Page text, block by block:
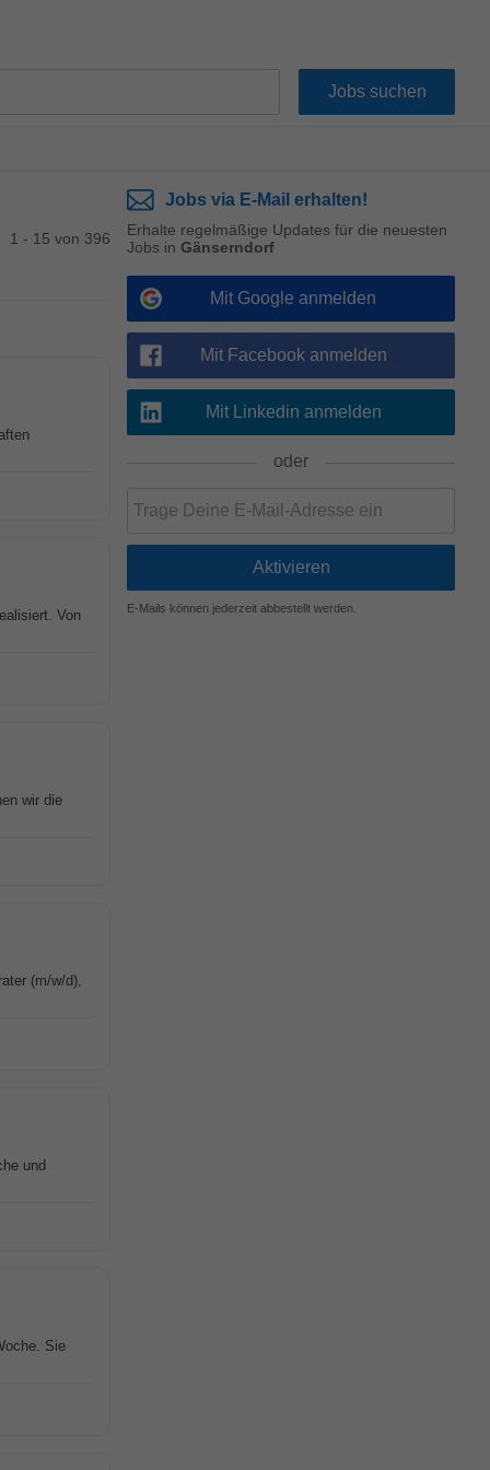
1 - 15 von 396
Von
wir die
(m/w/d),
und
Sie
Jobs via E-Mail erhalten!
Erhalte regelmäßige Updates für die neuesten
Jobs in Gänserndorf
Mit Google anmelden
Mit Facebook anmelden
Mit Linkedin anmelden
oder
E-Mails können jederzeit abbestellt werden.